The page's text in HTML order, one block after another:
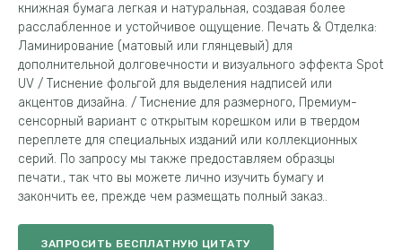
книжная бумага легкая и натуральная, создавая более
расслабленное и устойчивое ощущение. Печать & Отделка:
Ламинирование (матовый или глянцевый) для
дополнительной долговечности и визуального эффекта Spot
UV / Тиснение фольгой для выделения надписей или
акцентов дизайна. / Тиснение для размерного, Премиум-
сенсорный вариант с открытым корешком или в твердом
переплете для специальных изданий или коллекционных
серий. По запросу мы также предоставляем образцы
печати., так что вы можете лично изучить бумагу и
закончить ее, прежде чем размещать полный заказ..
ЗАПРОСИТЬ БЕСПЛАТНУЮ ЦИТАТУ